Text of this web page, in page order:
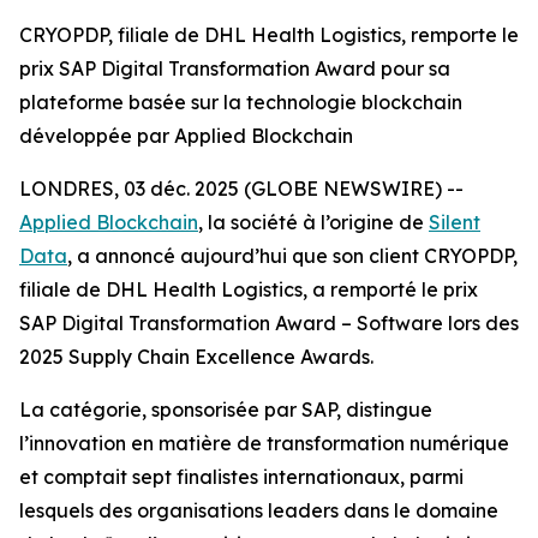
CRYOPDP, filiale de DHL Health Logistics, remporte le
prix SAP Digital Transformation Award pour sa
plateforme basée sur la technologie blockchain
développée par Applied Blockchain
LONDRES, 03 déc. 2025 (GLOBE NEWSWIRE) --
Applied Blockchain, la société à l’origine de Silent
Data, a annoncé aujourd’hui que son client CRYOPDP,
filiale de DHL Health Logistics, a remporté le prix
SAP Digital Transformation Award – Software lors des
2025 Supply Chain Excellence Awards.
La catégorie, sponsorisée par SAP, distingue
l’innovation en matière de transformation numérique
et comptait sept finalistes internationaux, parmi
lesquels des organisations leaders dans le domaine